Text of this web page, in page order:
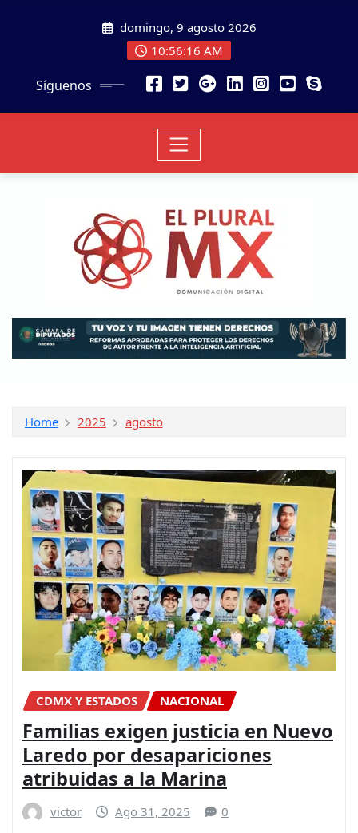
domingo, 9 agosto 2026
10:56:17 AM
Síguenos
Home 2025 agosto
CDMX Y ESTADOS NACIONAL
Familias exigen justicia en Nuevo
Laredo por desapariciones
atribuidas a la Marina
victor Ago 31, 2025 0